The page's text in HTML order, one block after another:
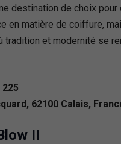
destination de choix pour
en matière de coiffure,
tradition et modernité se
62100 Calais,
II